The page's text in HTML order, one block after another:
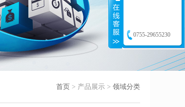
首页 > 产品展示 > 领域分类
0755-29655230